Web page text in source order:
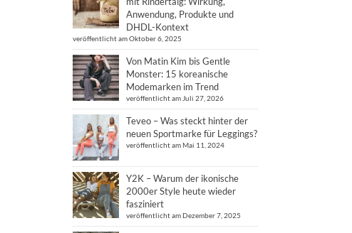
Anwendung, Produkte und
DHDL-Kontext
veröffentlicht am Oktober 6, 2025
Von Matin Kim bis Gentle
Monster: 15 koreanische
Modemarken im Trend
veröffentlicht am Juli 27, 2026
Teveo – Was steckt hinter der
neuen Sportmarke für Leggings?
veröffentlicht am Mai 11, 2024
Y2K – Warum der ikonische
2000er Style heute wieder
fasziniert
veröffentlicht am Dezember 7, 2025